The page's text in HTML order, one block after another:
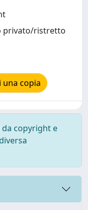
privato/ristretto
una copia
copyright e